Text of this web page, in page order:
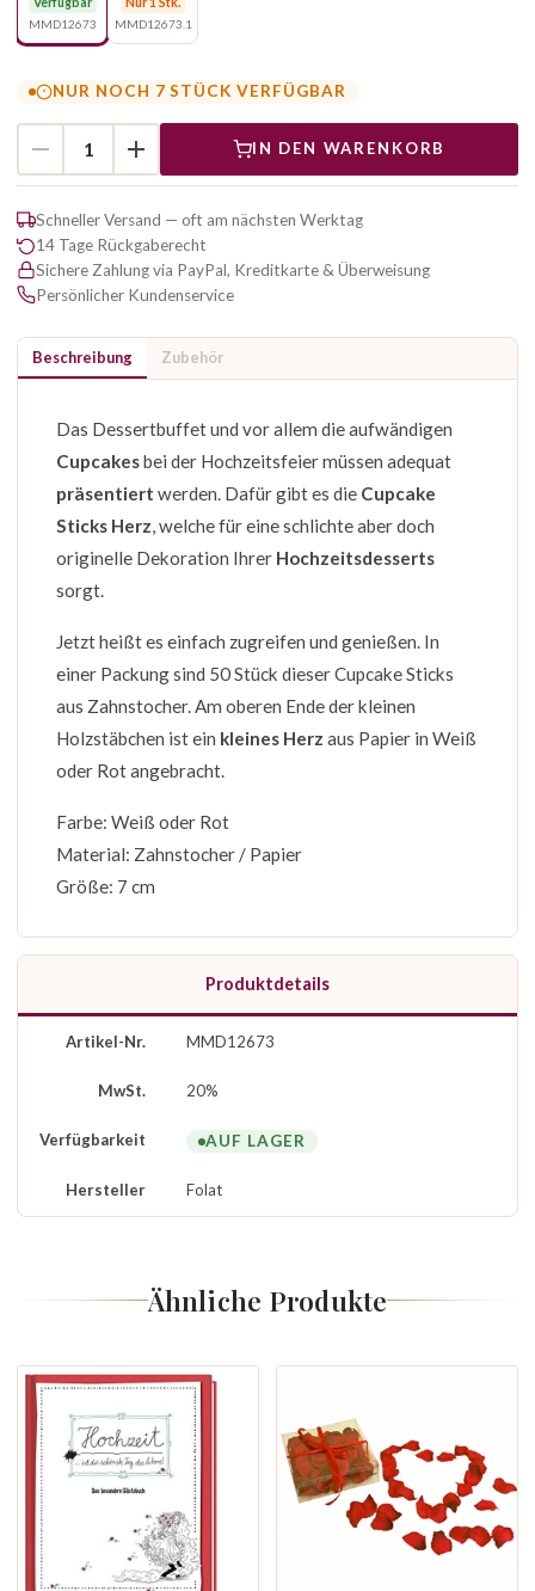
MMD12673
MMD12673.1
NUR NOCH 7 STÜCK VERFÜGBAR
IN DEN WARENKORB
Schneller Versand — oft am nächsten Werktag
14 Tage Rückgaberecht
Sichere Zahlung via PayPal, Kreditkarte & Überweisung
Persönlicher Kundenservice
Beschreibung Zubehör
Das Dessertbuffet und vor allem die aufwändigen
Cupcakesbei der Hochzeitsfeier müssen adequat
präsentiert werden. Dafür gibt es die Cupcake
Sticks Herz , welche für eine schlichte aber doch
originelle Dekoration Ihrer Hochzeitsdesserts
sorgt.
Jetzt heißt es einfach zugreifen und genießen. In
einer Packung sind 50 Stück dieser Cupcake Sticks
aus Zahnstocher. Am oberen Ende der kleinen
Holzstäbchen ist ein kleines Herz aus Papier in Weiß
oder Rot angebracht.
Farbe: Weiß oder Rot
Material: Zahnstocher / Papier
Größe: 7 cm
Produktdetails
Artikel-Nr. MMD12673
MwSt. 20%
Verfügbarkeit AUF LAGER
Hersteller Folat
Ähnliche Produkte